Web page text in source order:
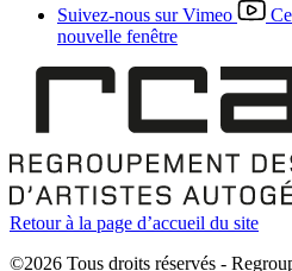
Suivez-nous sur Vimeo
nouvelle fenêtre
Retour à la page d’accueil du site
©2026 Tous droits réservés -